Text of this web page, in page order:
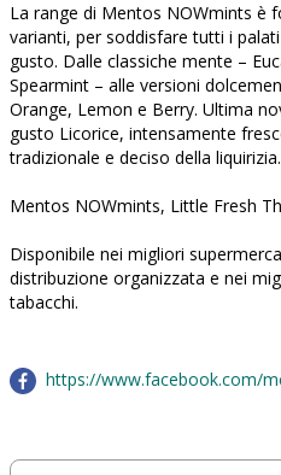
La range di Mentos NOWmints è
varianti, per soddisfare tutti i
gusto. Dalle classiche mente –
Spearmint – alle versioni
Orange, Lemon e Berry. Ultima
gusto Licorice, intensamente
tradizionale e deciso della liquirizia.
Mentos NOWmints, Little Fresh
Disponibile nei migliori
distribuzione organizzata e nei
tabacchi.
https://www.facebook.com/